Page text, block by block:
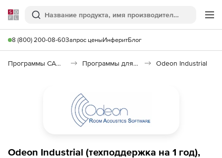
Softline
Поиск
8 (800) 200-08-60Запрос ценыИнферитБлог
Программы САПР и ГИС Программы для архитекторов Odeon Industrial
Odeon Industrial (техподдержка на 1 год),